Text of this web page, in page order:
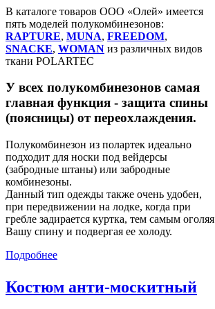
В каталоге товаров ООО «Олей» имеется
пять моделей полукомбинезонов:
RAPTURE, MUNA, FREEDOM,
SNACKE, WOMAN из различных видов
ткани POLARTEC
У всех полукомбинезонов самая
главная функция - защита спины
(поясницы) от переохлаждения.
Полукомбинезон из полартек идеально
подходит для носки под вейдерсы
(забродные штаны) или забродные
комбинезоны.
Данный тип одежды также очень удобен,
при передвижении на лодке, когда при
гребле задирается куртка, тем самым оголяя
Вашу спину и подвергая ее холоду.
Подробнее
Костюм анти-москитный